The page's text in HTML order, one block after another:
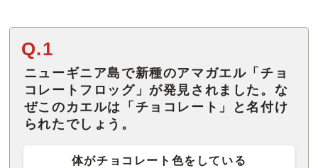
Q.1
ニューギニア島で新種のアマガエル「チョ
コレートフロッグ」が発見されました。な
ぜこのカエルは「チョコレート」と名付け
られたでしょう。
体がチョコレート色をしている